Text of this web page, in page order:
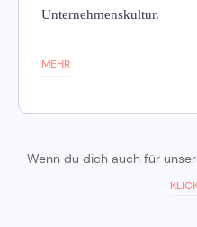
Unternehmenskultur.
MEHR
Wenn du dich auch für